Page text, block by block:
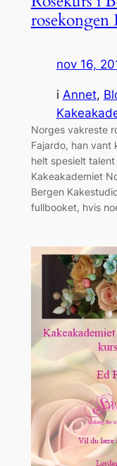
rosekongen
nov 16,
i Annet,
Norges vakreste
Fajardo, han vant
helt spesielt
Kakeakademiet
Bergen
fullbooket, hvis